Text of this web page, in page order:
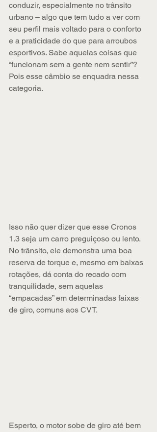
conduzir, especialmente no trânsito
urbano – algo que tem tudo a ver com
seu perfil mais voltado para o conforto
e a praticidade do que para arroubos
esportivos. Sabe aquelas coisas que
“funcionam sem a gente nem sentir”?
Pois esse câmbio se enquadra nessa
categoria.
Isso não quer dizer que esse Cronos
1.3 seja um carro preguiçoso ou lento.
No trânsito, ele demonstra uma boa
reserva de torque e, mesmo em baixas
rotações, dá conta do recado com
tranquilidade, sem aquelas
“empacadas” em determinadas faixas
de giro, comuns aos CVT.
Esperto, o motor sobe de giro até bem